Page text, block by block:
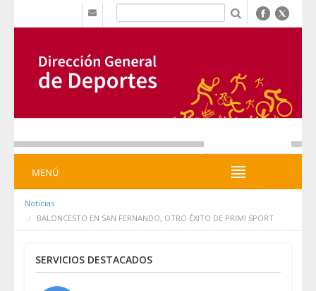
Pular para o conteúdo
MENÚ
Noticias
BALONCESTO EN SAN FERNANDO, OTRO ÉXITO DE PRIMI SPORT
SERVICIOS DESTACADOS